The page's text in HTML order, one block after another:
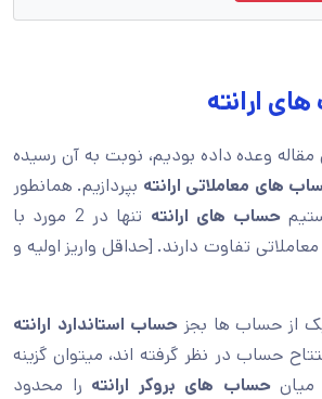
ارانته
مقاله وعده داده بودیم، نوبت به آن رسیده
های معاملاتی ارانته بپردازیم. همانطور
حساب های ارانته
تنها در 2 مورد با
تفاوت دارند. [حداقل واریز اولیه و
از حساب ها بجز حساب استاندارد ارانته
حساب در نظر گرفته اند، میتوان گزینه
میانحساب های بروکر ارانته را محدود